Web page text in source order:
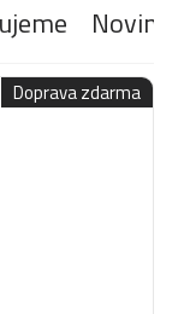
Doprava zdarma